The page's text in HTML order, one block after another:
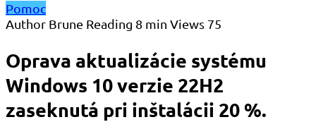
Pomoc
Author Brune Reading 8 min Views 75
Oprava aktualizácie systému
Windows 10 verzie 22H2
zaseknutá pri inštalácii 20 %.